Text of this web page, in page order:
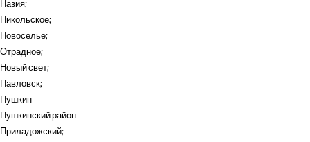
Назия;
Никольское;
Новоселье;
Отрадное;
Новый свет;
Павловск;
Пушкин
Пушкинский район
Приладожский;